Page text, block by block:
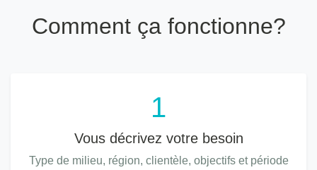
Comment ça fonctionne?
1
Vous décrivez votre besoin
Type de milieu, région, clientèle, objectifs et période